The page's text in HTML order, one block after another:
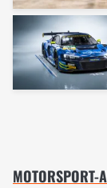
MOTORSPORT-